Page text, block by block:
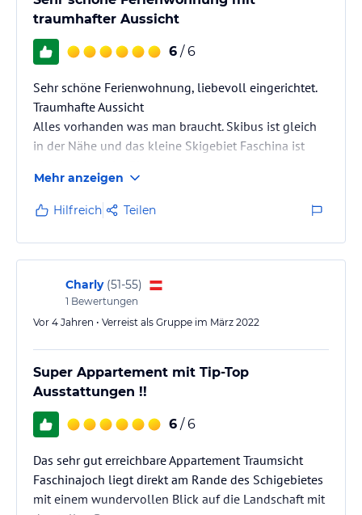
traumhafter Aussicht
6 / 6
Sehr schöne Ferienwohnung, liebevoll eingerichtet.
Traumhafte Aussicht
Alles vorhanden was man braucht. Skibus ist gleich
in der Nähe und das kleine Skigebiet Faschina ist
Mehr anzeigen
Hilfreich Teilen
Charly (51-55)
1 Bewertungen
Vor 4 Jahren • Verreist als Gruppe im März 2022
Super Appartement mit Tip-Top
Ausstattungen !!
6 / 6
Das sehr gut erreichbare Appartement Traumsicht
Faschinajoch liegt direkt am Rande des Schigebietes
mit einem wundervollen Blick auf die Landschaft mit